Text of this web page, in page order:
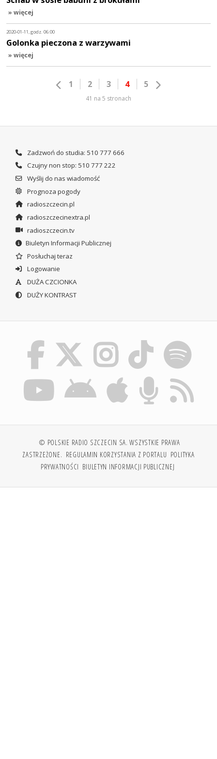
» więcej
2020-01-11, godz. 06:00
Golonka pieczona z warzywami
» więcej
1 2 3 4 5
41 na 5 stronach
Zadzwoń do studia: 510 777 666
Czujny non stop: 510 777 222
Wyślij do nas wiadomość
Prognoza pogody
radioszczecin.pl
radioszczecinextra.pl
radioszczecin.tv
Biuletyn Informacji Publicznej
Posłuchaj teraz
Logowanie
DUŻA CZCIONKA
DUŻY KONTRAST
© POLSKIE RADIO SZCZECIN SA. WSZYSTKIE PRAWA
ZASTRZEŻONE. REGULAMIN KORZYSTANIA Z PORTALU POLITYKA
PRYWATNOŚCI BIULETYN INFORMACJI PUBLICZNEJ